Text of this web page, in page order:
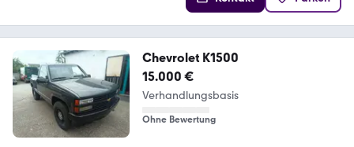
Chevrolet K1500
15.000 €
Verhandlungsbasis
Ohne Bewertung